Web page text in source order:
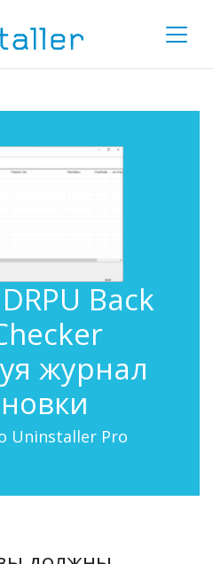
Back
журнал
Uninstaller Pro